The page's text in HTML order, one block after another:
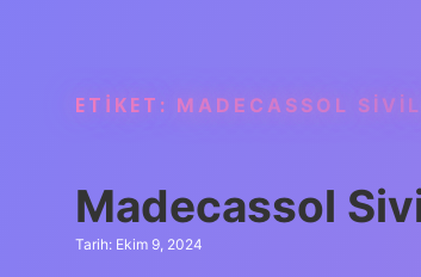
ETIKET: MADECASSOL
Madecassol
Tarih: Ekim 9, 2024